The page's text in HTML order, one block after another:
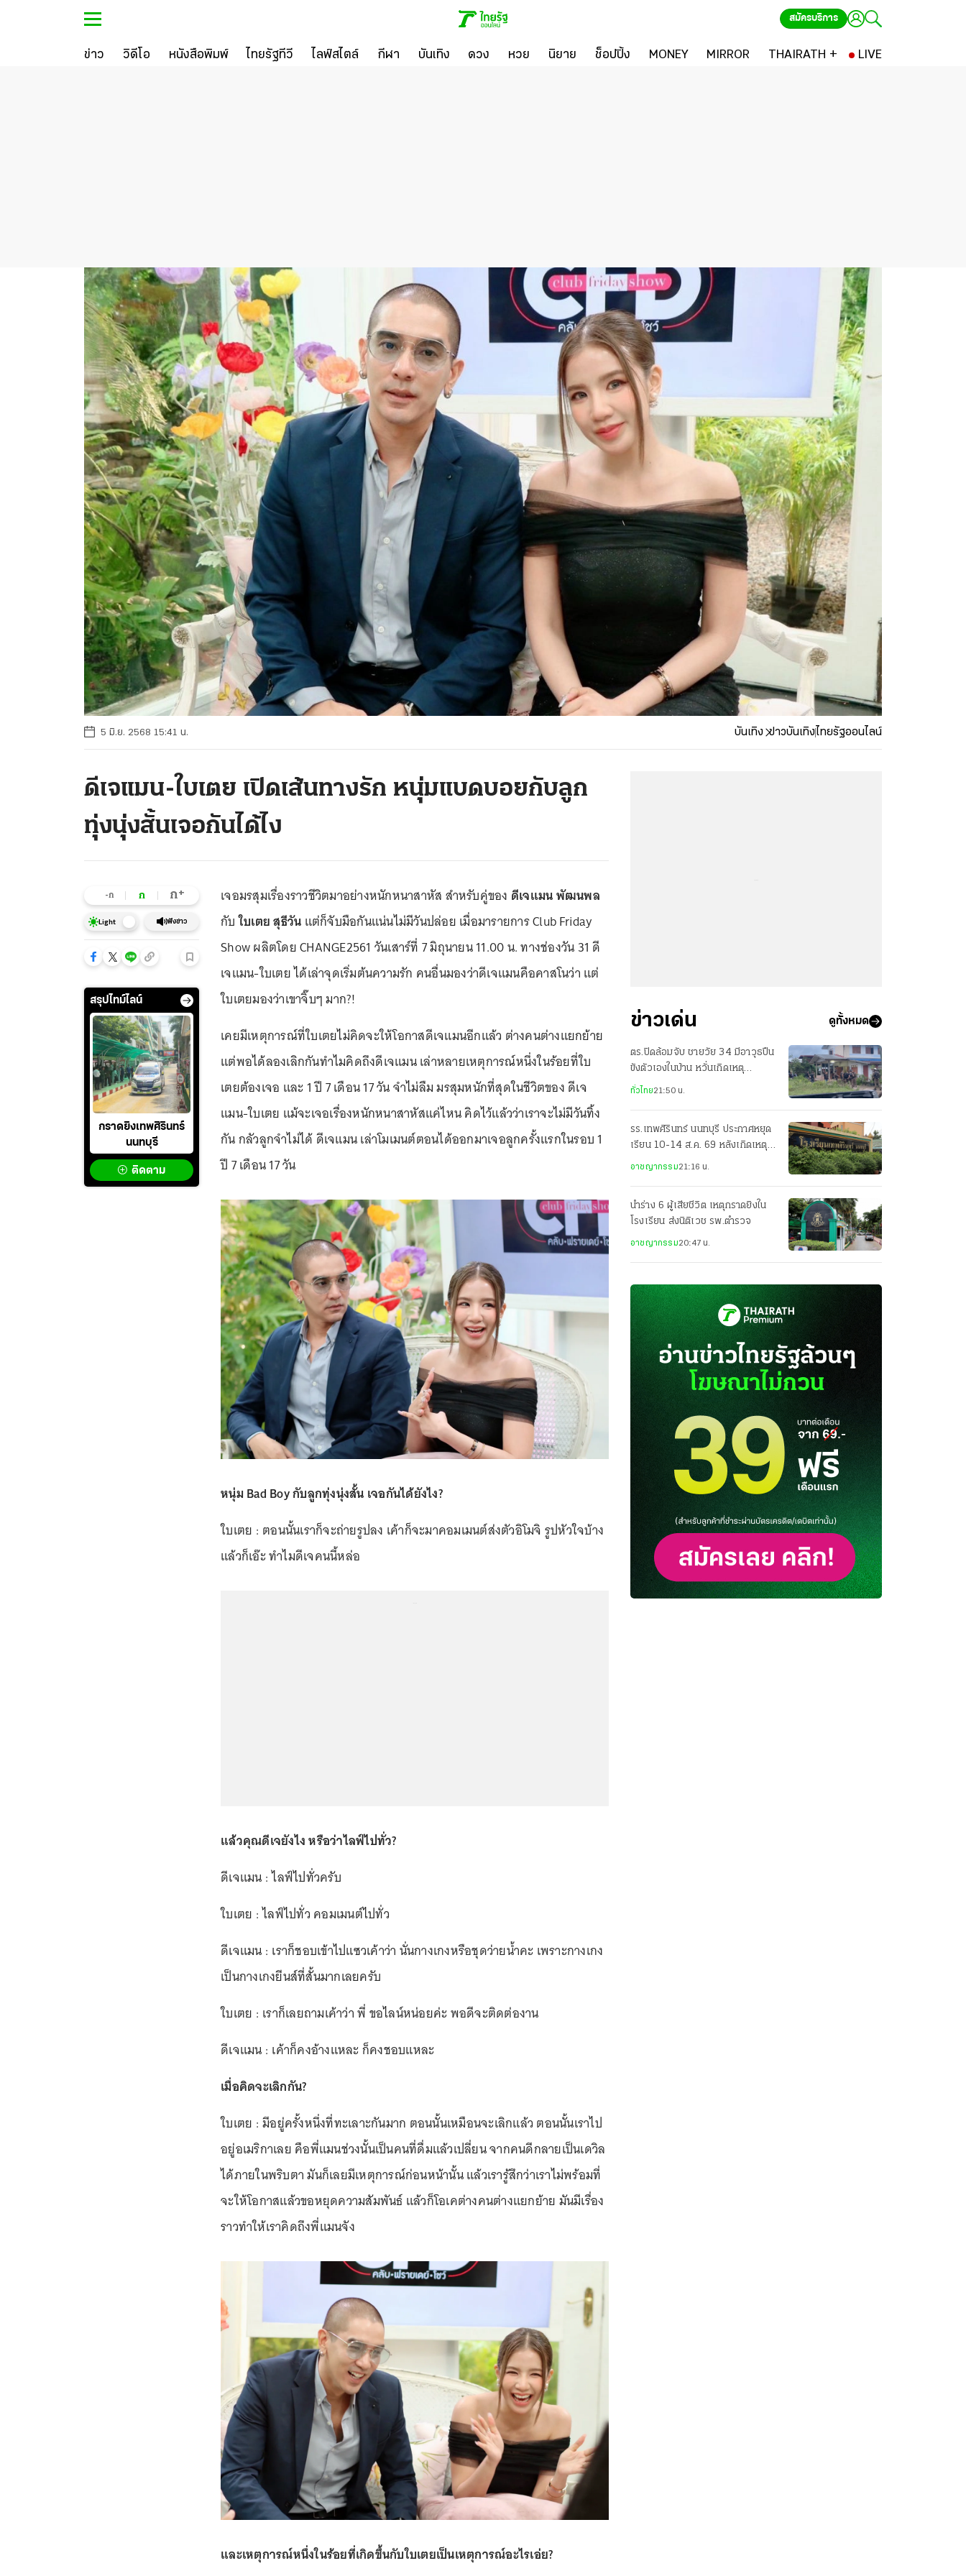
สมัครบริการ
ข่าว วิดีโอ หนังสือพิมพ์ ไทยรัฐทีวี ไลฟ์สไตล์ กีฬา บันเทิง ดวง หวย นิยาย ช็อปปิ้ง MONEY MIRROR THAIRATH + LIVE
5 มิ.ย. 2568 15:41 น. บันเทิง ข่าวบันเทิงไทยรัฐออนไลน์
ดีเจแมน-ใบเตย เปิดเส้นทางรัก หนุ่มแบดบอยกับลูก
ทุ่งนุ่งสั้นเจอกันได้ไง
-ก ก ก+
Light ฟังข่าว
สรุปไทม์ไลน์
กราดยิงเทพศิรินทร์
นนทบุรี
ติดตาม
เจอมรสุมเรื่องราวชีวิตมาอย่างหนักหนาสาหัส สำหรับคู่ของ ดีเจแมน พัฒนพล
กับใบเตย สุธีวัน แต่ก็จับมือกันแน่นไม่มีวันปล่อย เมื่อมารายการ Club Friday
Show ผลิตโดย CHANGE2561 วันเสาร์ที่ 7 มิถุนายน 11.00 น. ทางช่องวัน 31 ดี
เจแมน-ใบเตย ได้เล่าจุดเริ่มต้นความรัก คนอื่นมองว่าดีเจแมนคือคาสโนว่า แต่
ใบเตยมองว่าเขาจิ๊บๆ มาก?!
เคยมีเหตุการณ์ที่ใบเตยไม่คิดจะให้โอกาสดีเจแมนอีกแล้ว ต่างคนต่างแยกย้าย
แต่พอได้ลองเลิกกันทำไมคิดถึงดีเจแมน เล่าหลายเหตุการณ์หนึ่งในร้อยที่ใบ
เตยต้องเจอ และ 1 ปี 7 เดือน 17 วัน จำไม่ลืม มรสุมหนักที่สุดในชีวิตของ ดีเจ
แมน-ใบเตย แม้จะเจอเรื่องหนักหนาสาหัสแค่ไหน คิดไว้แล้วว่าเราจะไม่มีวันทิ้ง
กัน กลัวลูกจำไม่ได้ ดีเจแมน เล่าโมเมนต์ตอนได้ออกมาเจอลูกครั้งแรกในรอบ 1
ปี 7 เดือน 17 วัน
หนุ่ม Bad Boy กับลูกทุ่งนุ่งสั้น เจอกันได้ยังไง?
ใบเตย : ตอนนั้นเราก็จะถ่ายรูปลง เค้าก็จะมาคอมเมนต์ส่งตัวอิโมจิ รูปหัวใจบ้าง
แล้วก็เอ๊ะ ทำไมดีเจคนนี้หล่อ
แล้วคุณดีเจยังไง หรือว่าไลฟ์ไปทั่ว?
ดีเจแมน : ไลฟ์ไปทั่วครับ
ใบเตย : ไลฟ์ไปทั่ว คอมเมนต์ไปทั่ว
ดีเจแมน : เราก็ชอบเข้าไปแซวเค้าว่า นั่นกางเกงหรือชุดว่ายน้ำคะ เพราะกางเกง
เป็นกางเกงยีนส์ที่สั้นมากเลยครับ
ใบเตย : เราก็เลยถามเค้าว่า พี่ ขอไลน์หน่อยค่ะ พอดีจะติดต่องาน
ดีเจแมน : เค้าก็คงอ้างแหละ ก็คงชอบแหละ
เมื่อคิดจะเลิกกัน?
ใบเตย : มีอยู่ครั้งหนึ่งที่ทะเลาะกันมาก ตอนนั้นเหมือนจะเลิกแล้ว ตอนนั้นเราไป
อยู่อเมริกาเลย คือพี่แมนช่วงนั้นเป็นคนที่ดื่มแล้วเปลี่ยน จากคนดีกลายเป็นเดวิล
ได้ภายในพริบตา มันก็เลยมีเหตุการณ์ก่อนหน้านั้น แล้วเรารู้สึกว่าเราไม่พร้อมที่
จะให้โอกาสแล้วขอหยุดความสัมพันธ์ แล้วก็โอเคต่างคนต่างแยกย้าย มันมีเรื่อง
ราวทำให้เราคิดถึงพี่แมนจัง
และเหตุการณ์หนึ่งในร้อยที่เกิดขึ้นกับใบเตยเป็นเหตุการณ์อะไรเอ่ย?
ข่าวเด่น ดูทั้งหมด
ตร.ปิดล้อมจับ ชายวัย 34 มีอาวุธปืน
ขังตัวเองในบ้าน หวั่นเกิดเหตุ
อันตราย
ทั่วไทย21:50 น.
รร.เทพศิรินทร์ นนทบุรี ประกาศหยุด
เรียน 10-14 ส.ค. 69 หลังเกิดเหตุก
อาชญากรรม21:16 น.
นำร่าง 6 ผู้เสียชีวิต เหตุกราดยิงใน
โรงเรียน ส่งนิติเวช รพ.ตำรวจ
อาชญากรรม20:47 น.